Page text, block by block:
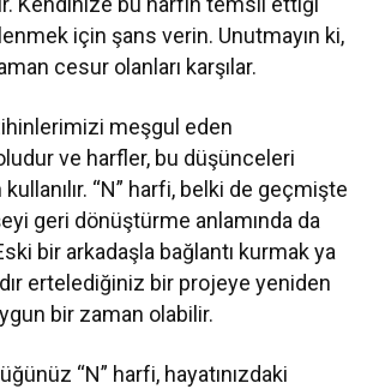
için şans verin. Unutmayın ki,
cesur olanları karşılar.
meşgul eden
ve harfler, bu düşünceleri
“N” harfi, belki de geçmişte
geri dönüştürme anlamında da
bir arkadaşla bağlantı kurmak ya
ertelediğiniz bir projeye yeniden
bir zaman olabilir.
“N” harfi, hayatınızdaki